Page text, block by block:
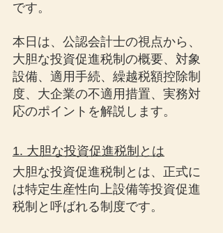
です。
本日は、公認会計士の視点から、
大胆な投資促進税制の概要、対象
設備、適用手続、繰越税額控除制
度、大企業の不適用措置、実務対
応のポイントを解説します。
1. 大胆な投資促進税制とは
大胆な投資促進税制とは、正式に
は特定生産性向上設備等投資促進
税制と呼ばれる制度です。